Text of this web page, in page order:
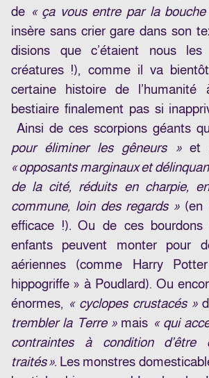
de « ça vous entre par la bouche
insère sans crier gare dans son
disions que c’étaient nous
créatures !), comme il va
certaine histoire de
bestiaire finalement pas si
Ainsi de ces scorpions géants
pour éliminer les gêneurs » et
« opposants marginaux et
de la cité, réduits en charpie,
commune, loin des regards » (en
efficace !).Ou de ces
enfants peuvent monter pour
aériennes (comme Harry
hippogriffe » à Poudlard). Ou
énormes, « cyclopes crustacés »
trembler la Terre » mais « qui
contraintes à condition d’être
traités ». Les monstres